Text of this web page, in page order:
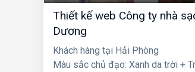
Thiết kế web Công ty nhà
Dương
Khách hàng tại Hải Phòng
Màu sắc chủ đạo: Xanh da trời +